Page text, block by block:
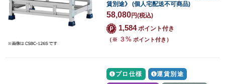
賃別途》 (個人宅配送不可商品)
58,080円(税込)
1,584ポイント付き
（※ ３% ポイント付き）
プロ仕様 運賃別途